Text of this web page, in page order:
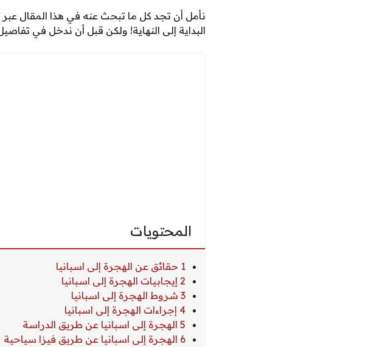
نأمل أن تجد كل ما تبحث عنه في هذا المقال عبر
البداية إلى النهاية! ولكن قبل أن ندخل في
المحتويات
1 حقائق عن الهجرة إلى اسبانيا
2 إيجابيات الهجرة إلى اسبانيا
3 شروط الهجرة إلى اسبانيا
4 إجراءات الهجرة إلى اسبانيا
5 الهجرة إلى اسبانيا عن طريق الدراسة
6 الهجرة إلى اسبانيا عن طريق فيزا سياحية